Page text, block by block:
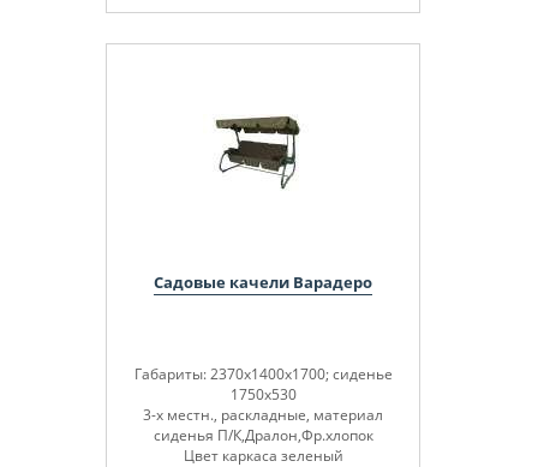
Садовые качели Варадеро
Габариты: 2370х1400х1700; сиденье
1750х530
3-х местн., раскладные, материал
сиденья П/К,Дралон,Фр.хлопок
Цвет каркаса зеленый